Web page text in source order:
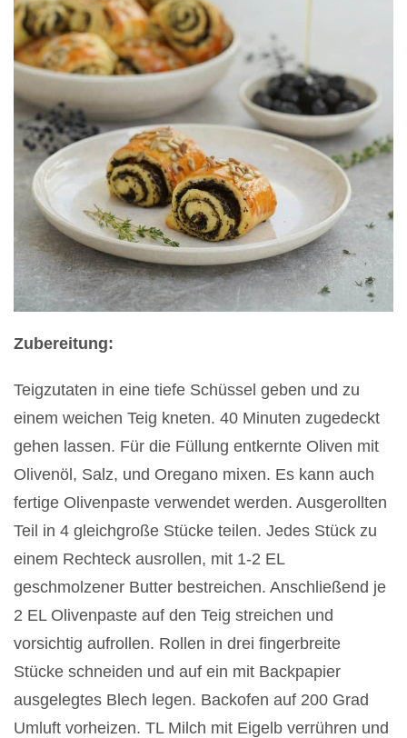
Zubereitung:
Teigzutaten in eine tiefe Schüssel geben und zu
einem weichen Teig kneten. 40 Minuten zugedeckt
gehen lassen. Für die Füllung entkernte Oliven mit
Olivenöl, Salz, und Oregano mixen. Es kann auch
fertige Olivenpaste verwendet werden. Ausgerollten
Teil in 4 gleichgroße Stücke teilen. Jedes Stück zu
einem Rechteck ausrollen, mit 1-2 EL
geschmolzener Butter bestreichen. Anschließend je
2 EL Olivenpaste auf den Teig streichen und
vorsichtig aufrollen. Rollen in drei fingerbreite
Stücke schneiden und auf ein mit Backpapier
ausgelegtes Blech legen. Backofen auf 200 Grad
Umluft vorheizen. TL Milch mit Eigelb verrühren und